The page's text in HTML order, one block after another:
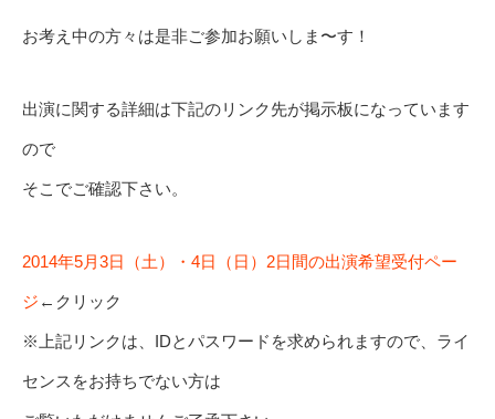
お考え中の方々は是非ご参加お願いしま〜す！
出演に関する詳細は下記のリンク先が掲示板になっています
ので
そこでご確認下さい。
2014年5月3日（土）・4日（日）2日間の出演希望受付ペー
ジ ←クリック
※上記リンクは、IDとパスワードを求められますので、ライ
センスをお持ちでない方は